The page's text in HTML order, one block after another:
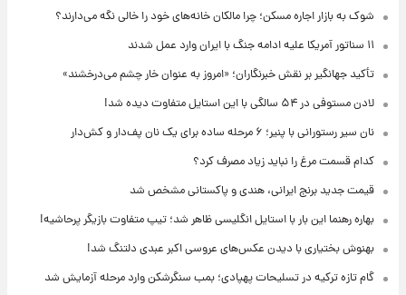
شوک به بازار اجاره مسکن؛ چرا مالکان خانه‌های خود را خالی نگه می‌دارند؟
۱۱ سناتور آمریکا علیه ادامه جنگ با ایران وارد عمل شدند
تأکید جهانگیر بر نقش خبرنگاران؛ «امروز به عنوان خار چشم می‌درخشند»
لادن مستوفی در ۵۴ سالگی با این استایل متفاوت دیده شد!
نان سیر رستورانی با پنیر؛ ۶ مرحله ساده برای یک نان پف‌دار و کش‌دار
کدام قسمت مرغ را نباید زیاد مصرف کرد؟
قیمت جدید برنج ایرانی، هندی و پاکستانی مشخص شد
بهاره رهنما این بار با استایل انگلیسی ظاهر شد؛ تیپ متفاوت بازیگر پرحاشیه!
بهنوش بختیاری با دیدن عکس‌های عروسی اکبر عبدی دلتنگ شد!
گام تازه ترکیه در تسلیحات پهپادی؛ بمب سنگرشکن وارد مرحله آزمایش شد